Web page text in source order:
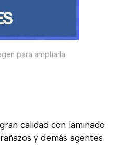
para ampliarla
calidad con laminado
y demás agentes